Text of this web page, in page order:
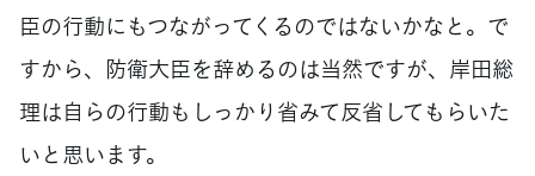
臣の行動にもつながってくるのではないかなと。で
すから、防衛大臣を辞めるのは当然ですが、岸田総
理は自らの行動もしっかり省みて反省してもらいた
いと思います。